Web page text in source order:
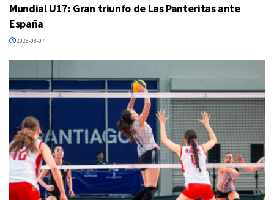
Mundial U17: Gran triunfo de Las Panteritas ante
España
2026-08-07